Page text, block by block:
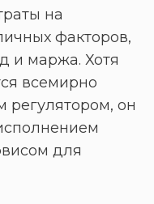
на
факторов,
и маржа. Хотя
всемирно
он
для